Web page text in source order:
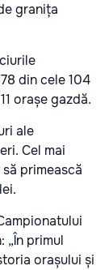
granița
din cele 104
orașe gazdă.
ale
Cel mai
primească
„În primul
orașului și